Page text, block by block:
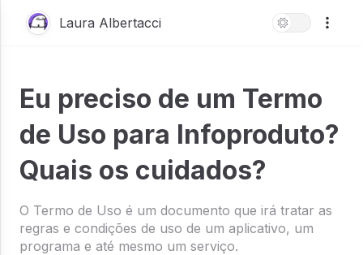
Laura Albertacci
Eu preciso de um Termo
de Uso para Infoproduto?
Quais os cuidados?
O Termo de Uso é um documento que irá tratar as
regras e condições de uso de um aplicativo, um
programa e até mesmo um serviço.